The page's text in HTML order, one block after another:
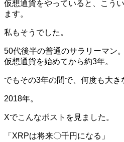
仮想通貨をやっていると、こう
ます。
私もそうでした。
50代後半の普通のサラリーマン。
仮想通貨を始めてから約3年。
でもその3年の間で、何度も大き
2018年。
Xでこんなポストを見ました。
「XRPは将来〇千円になる」